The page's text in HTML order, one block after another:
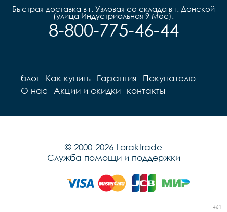
Быстрая доставка в г. Узловая со склада в г. Донской
(улица Индустриальная 9 Мос).
8-800-775-46-44
блог Как купить Гарантия
Покупателю
О нас
Акции и скидки контакты
© 2000-2026 Loraktrade
Служба помощи и поддержки
461